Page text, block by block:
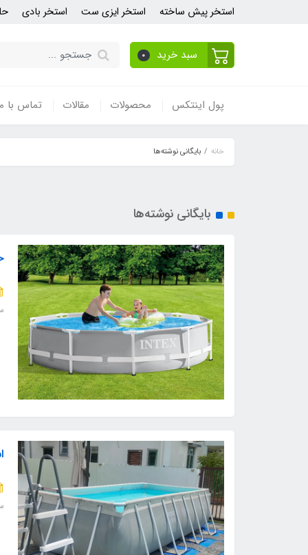
استخر پیش ساخته استخر ایزی ست استخر بادی
سبد خرید 0
پول اینتکس محصولات مقالات تماس با
خانه بایگانی نوشته‌ها
بایگانی نوشته‌ها